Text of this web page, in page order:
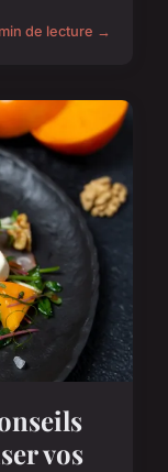
de lecture →
vos